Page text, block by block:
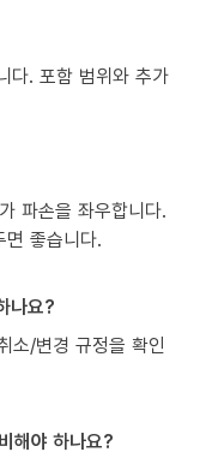
다. 포함 범위와 추가
파손을 좌우합니다.
좋습니다.
나요?
소/변경 규정을 확인
해야 하나요?